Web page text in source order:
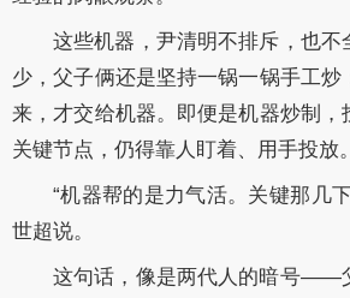
这些机器，尹清明不排斥，也不
少，父子俩还是坚持一锅一锅手工炒
来，才交给机器。即便是机器炒制，
关键节点，仍得靠人盯着、用手投放。
“机器帮的是力气活。关键那几
世超说。
这句话，像是两代人的暗号——